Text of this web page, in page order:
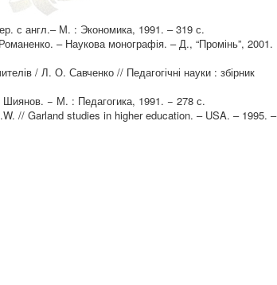
с англ.– М. : Экономика, 1991. – 319 с.
– Наукова монографія. – Д., “Промінь”, 2001.
/ Л. О. Савченко // Педагогічні науки : збірник
− М. : Педагогика, 1991. − 278 с.
// Garland studies in higher education. – USA. – 1995. –